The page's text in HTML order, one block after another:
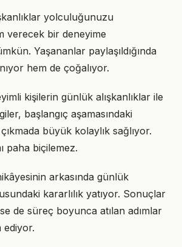
yolculuğunuzu
verecek bir deneyime
Yaşananlar paylaşıldığında
hem de çoğalıyor.
kişilerin günlük alışkanlıklar ile
başlangıç aşamasındaki
büyük kolaylık sağlıyor.
paha biçilemez.
arkasında günlük
kararlılık yatıyor. Sonuçlar
de süreç boyunca atılan adımlar
ediyor.